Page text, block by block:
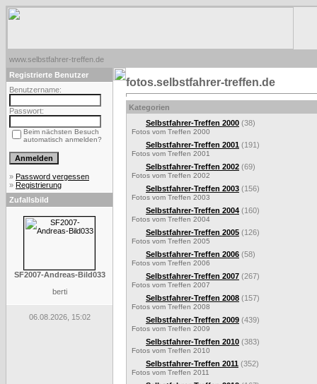
www.selbstfahrer-treffen.de
Registrierte Benutzer
Benutzername:
Passwort:
Beim nächsten Besuch
automatisch anmelden?
» Password vergessen
» Registrierung
Zufallsbild
SF2007-Andreas-Bild033
berti
06.08.2026, 15:02
fotos.selbstfahrer-treffen.de
Kategorien
Selbstfahrer-Treffen 2000 (38)
Fotos vom Treffen 2000
Selbstfahrer-Treffen 2001 (191)
Fotos vom Treffen 2001
Selbstfahrer-Treffen 2002 (69)
Fotos vom Treffen 2002
Selbstfahrer-Treffen 2003 (156)
Fotos vom Treffen 2003
Selbstfahrer-Treffen 2004 (160)
Fotos vom Treffen 2004
Selbstfahrer-Treffen 2005 (126)
Fotos vom Treffen 2005
Selbstfahrer-Treffen 2006 (58)
Fotos vom Treffen 2006
Selbstfahrer-Treffen 2007 (267)
Fotos vom Treffen 2007
Selbstfahrer-Treffen 2008 (157)
Fotos vom Treffen 2008
Selbstfahrer-Treffen 2009 (439)
Fotos vom Treffen 2009
Selbstfahrer-Treffen 2010 (383)
Fotos vom Treffen 2010
Selbstfahrer-Treffen 2011 (352)
Fotos vom Treffen 2011